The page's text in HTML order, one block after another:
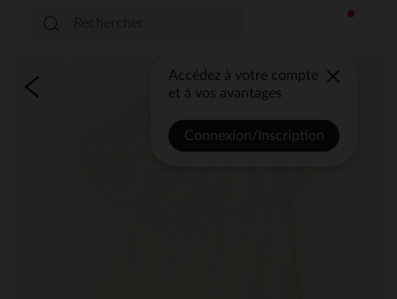
Accédez à votre compte
et à vos avantages
Connexion/Inscription